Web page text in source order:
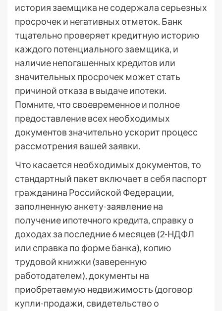
история заемщика не содержала серьезных
просрочек и негативных отметок. Банк
тщательно проверяет кредитную историю
каждого потенциального заемщика, и
наличие непогашенных кредитов или
значительных просрочек может стать
причиной отказа в выдаче ипотеки.
Помните, что своевременное и полное
предоставление всех необходимых
документов значительно ускорит процесс
рассмотрения вашей заявки.
Что касается необходимых документов, то
стандартный пакет включает в себя паспорт
гражданина Российской Федерации,
заполненную анкету-заявление на
получение ипотечного кредита, справку о
доходах за последние 6 месяцев (2-НДФЛ
или справка по форме банка), копию
трудовой книжки (заверенную
работодателем), документы на
приобретаемую недвижимость (договор
купли-продажи, свидетельство о